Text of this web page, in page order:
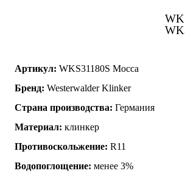
Артикул: WKS31180S Mocca
Бренд: Westerwalder Klinker
Страна производства: Германия
Материал: клинкер
Противоскольжение: R11
Водопоглощение: менее 3%